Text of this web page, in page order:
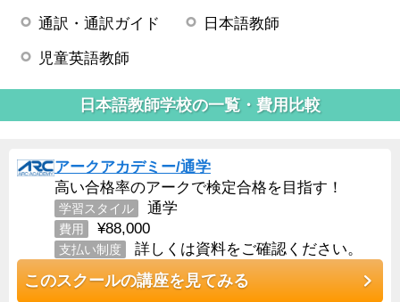
通訳・通訳ガイド 日本語教師
児童英語教師
日本語教師学校の一覧・費用比較
アークアカデミー/通学
高い合格率のアークで検定合格を目指す！
学習スタイル 通学
費用 ¥88,000
支払い制度 詳しくは資料をご確認ください。
このスクールの講座を見てみる